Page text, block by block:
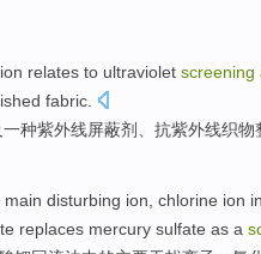
relates to ultraviolet screening
fabric
一种紫外线屏蔽剂、抗紫外线织物
main disturbing ion chlorine ion
replaces mercury sulfate as a